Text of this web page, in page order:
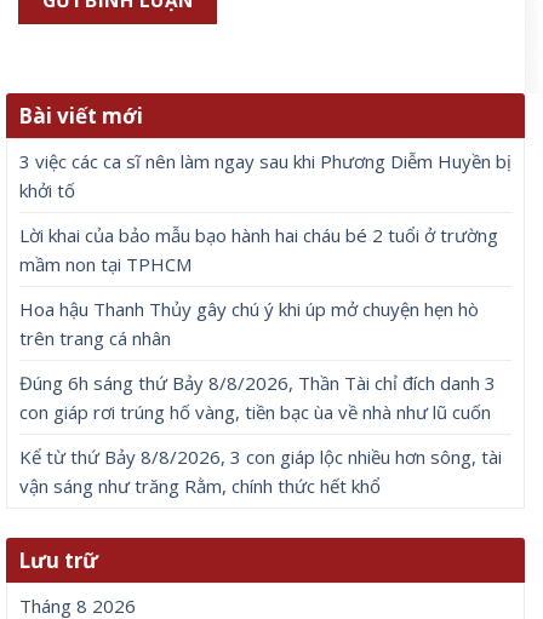
Bài viết mới
3 việc các ca sĩ nên làm ngay sau khi Phương Diễm Huyền bị
khởi tố
Lời khai của bảo mẫu bạo hành hai cháu bé 2 tuổi ở trường
mầm non tại TPHCM
Hoa hậu Thanh Thủy gây chú ý khi úp mở chuyện hẹn hò
trên trang cá nhân
Đúng 6h sáng thứ Bảy 8/8/2026, Thần Tài chỉ đích danh 3
con giáp rơi trúng hố vàng, tiền bạc ùa về nhà như lũ cuốn
Kể từ thứ Bảy 8/8/2026, 3 con giáp lộc nhiều hơn sông, tài
vận sáng như trăng Rằm, chính thức hết khổ
Lưu trữ
Tháng 8 2026